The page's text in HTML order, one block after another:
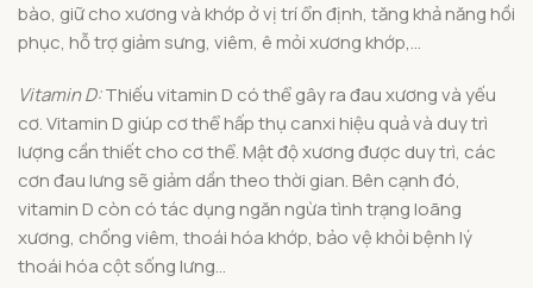
bào, giữ cho xương và khớp ở vị trí ổn định, tăng khả năng hồi
phục, hỗ trợ giảm sưng, viêm, ê mỏi xương khớp,…
Vitamin D:Thiếu vitamin D có thể gây ra đau xương và yếu
cơ. Vitamin D giúp cơ thể hấp thụ canxi hiệu quả và duy trì
lượng cần thiết cho cơ thể. Mật độ xương được duy trì, các
cơn đau lưng sẽ giảm dần theo thời gian. Bên cạnh đó,
vitamin D còn có tác dụng ngăn ngừa tình trạng loãng
xương, chống viêm, thoái hóa khớp, bảo vệ khỏi bệnh lý
thoái hóa cột sống lưng…